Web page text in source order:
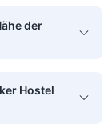
der
Hostel